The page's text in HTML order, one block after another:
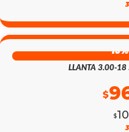
PRECIO
ORIGINAL
PRECIO
ACTUAL
LLANTA 3.00-18
$
$